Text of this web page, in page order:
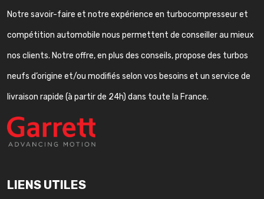
Notre savoir-faire et notre expérience en turbocompresseur et
compétition automobile nous permettent de conseiller au mieux
nos clients. Notre offre, en plus des conseils, propose des turbos
neufs d’origine et/ou modifiés selon vos besoins et un service de
livraison rapide (à partir de 24h) dans toute la France.
LIENS UTILES